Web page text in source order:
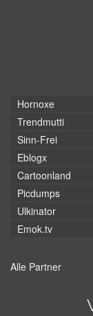
Hornoxe
Trendmutti
Sinn-Frei
Eblogx
Cartoonland
Picdumps
Ulkinator
Emok.tv
Alle Partner